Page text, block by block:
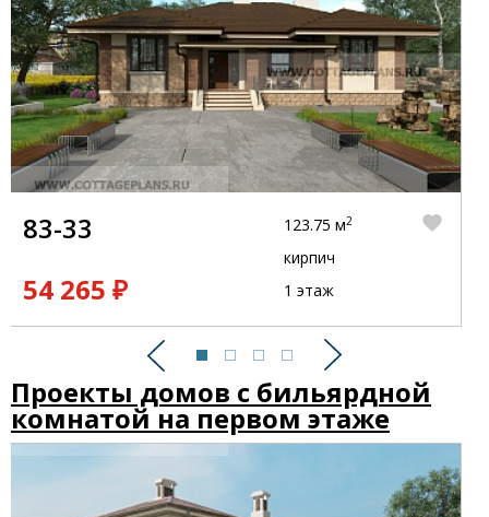
Предыдущий Следующий
83-33
54 265 ₽
123.75 м2
кирпич
1 этаж
Проекты домов с бильярдной
комнатой на первом этаже